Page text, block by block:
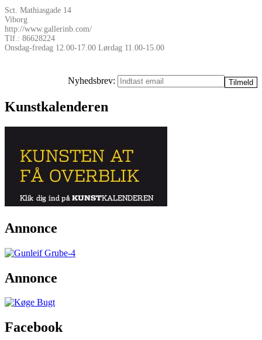
Sct. Mathiasgade 14
Viborg
http://www.gallerinb.com/
Tlf.: 86628224
Onsdag-fredag 12.00-17.00 Lørdag 11.00-15.00
Nyhedsbrev:
Kunstkalenderen
Annonce
Annonce
Facebook